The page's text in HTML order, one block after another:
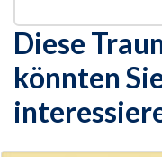
Diese
könnten